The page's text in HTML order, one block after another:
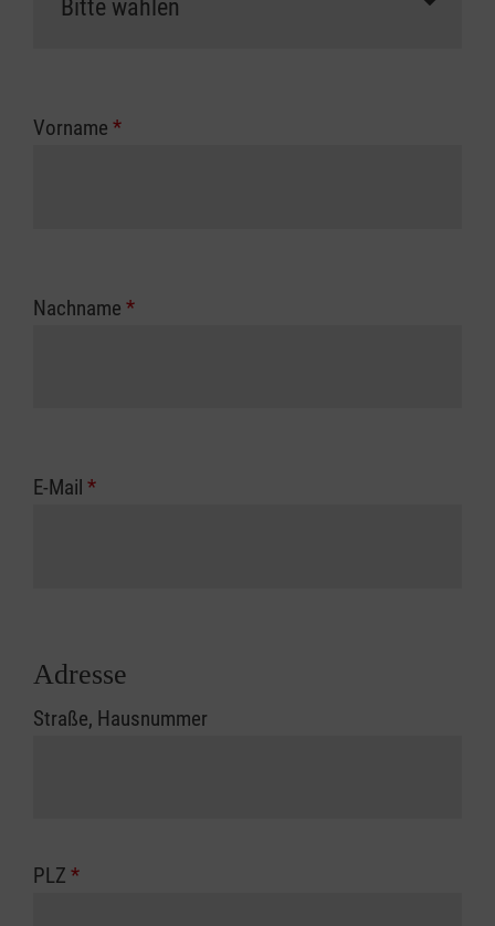
Vorname *
Nachname *
E-Mail *
Adresse
Straße, Hausnummer
PLZ *